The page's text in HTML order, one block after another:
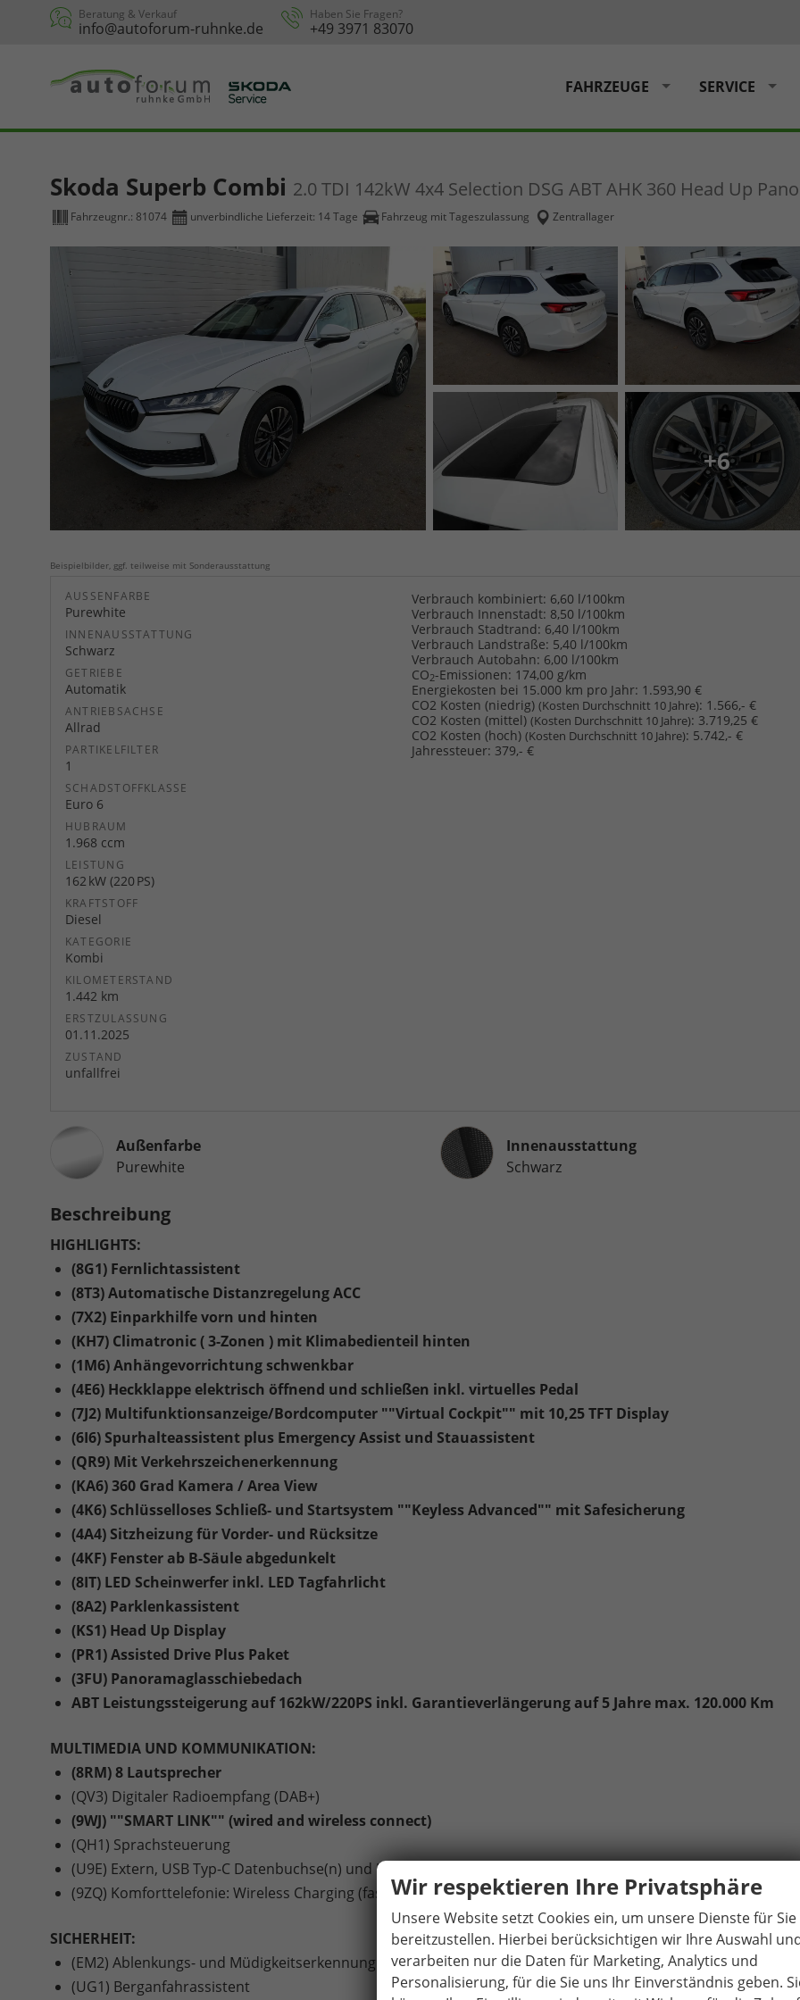
Beratung & Verkauf
info@autoforum-ruhnke.de
Haben Sie Fragen?
+49 3971 83070
FAHRZEUGE SERVICE
Skoda Superb Combi 2.0 TDI 142kW 4x4 Selection DSG ABT AHK 360 Head Up Pano
Fahrzeugnr.: 81074 unverbindliche Lieferzeit: 14 Tage Fahrzeug mit Tageszulassung Zentrallager
+6
Beispielbilder, ggf. teilweise mit Sonderausstattung
AUSSENFARBE
Purewhite
INNENAUSSTATTUNG
Schwarz
GETRIEBE
Automatik
ANTRIEBSACHSE
Allrad
PARTIKELFILTER
1
SCHADSTOFFKLASSE
Euro 6
HUBRAUM
1.968 ccm
LEISTUNG
162 kW (220 PS)
KRAFTSTOFF
Diesel
KATEGORIE
Kombi
KILOMETERSTAND
1.442 km
ERSTZULASSUNG
01.11.2025
ZUSTAND
unfallfrei
Verbrauch kombiniert: 6,60 l/100km
Verbrauch Innenstadt: 8,50 l/100km
Verbrauch Stadtrand: 6,40 l/100km
Verbrauch Landstraße: 5,40 l/100km
Verbrauch Autobahn: 6,00 l/100km
CO2-Emissionen: 174,00 g/km
Energiekosten bei 15.000 km pro Jahr: 1.593,90 €
CO2 Kosten (niedrig) (Kosten Durchschnitt 10 Jahre): 1.566,- €
CO2 Kosten (mittel) (Kosten Durchschnitt 10 Jahre): 3.719,25 €
CO2 Kosten (hoch) (Kosten Durchschnitt 10 Jahre): 5.742,- €
Jahressteuer: 379,- €
Außenfarbe
Purewhite
InnenausstattungInnenausstattung
Schwarz
Beschreibung
HIGHLIGHTS:
(8G1) Fernlichtassistent
(8T3) Automatische Distanzregelung ACC
(7X2) Einparkhilfe vorn und hinten
(KH7) Climatronic ( 3-Zonen ) mit Klimabedienteil hinten
(1M6) Anhängevorrichtung schwenkbar
(4E6) Heckklappe elektrisch öffnend und schließen inkl. virtuelles Pedal
(7J2) Multifunktionsanzeige/Bordcomputer ""Virtual Cockpit"" mit 10,25 TFT Display
(6I6) Spurhalteassistent plus Emergency Assist und Stauassistent
(QR9) Mit Verkehrszeichenerkennung
(KA6) 360 Grad Kamera / Area View
(4K6) Schlüsselloses Schließ- und Startsystem ""Keyless Advanced"" mit Safesicherung
(4A4) Sitzheizung für Vorder- und Rücksitze
(4KF) Fenster ab B-Säule abgedunkelt
(8IT) LED Scheinwerfer inkl. LED Tagfahrlicht
(8A2) Parklenkassistent
(KS1) Head Up Display
(PR1) Assisted Drive Plus Paket
(3FU) Panoramaglasschiebedach
ABT Leistungssteigerung auf 162kW/220PS inkl. Garantieverlängerung auf 5 Jahre max. 120.000 Km
MULTIMEDIA UND KOMMUNIKATION:
(8RM) 8 Lautsprecher
(QV3) Digitaler Radioempfang (DAB+)
(9WJ) ""SMART LINK"" (wired and wireless connect)
(QH1) Sprachsteuerung
(U9E) Extern, USB Typ-C Datenbuchse(n) und Ladebuchse(n) mit erhöhter Ladeleistung
(9ZQ) Komforttelefonie: Wireless Charging (fast charge)
SICHERHEIT:
(EM2) Ablenkungs- und Müdigkeitserkennung
(UG1) Berganfahrassistent
Wir respektieren Ihre Privatsphäre
Unsere Website setzt Cookies ein, um unsere Dienste für Sie
bereitzustellen. Hierbei berücksichtigen wir Ihre Auswahl
verarbeiten nur die Daten für Marketing, Analytics und
Personalisierung, für die Sie uns Ihr Einverständnis geben.